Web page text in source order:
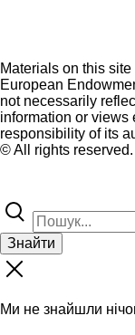
Materials on this
European
not necessarily
information or views
responsibility of its
© All rights reserved.
Знайти
Ми не знайшли